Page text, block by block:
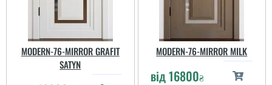
MODERN-76-MIRROR GRAFIT
SATYN
MODERN-76-MIRROR MILK
від16800₴